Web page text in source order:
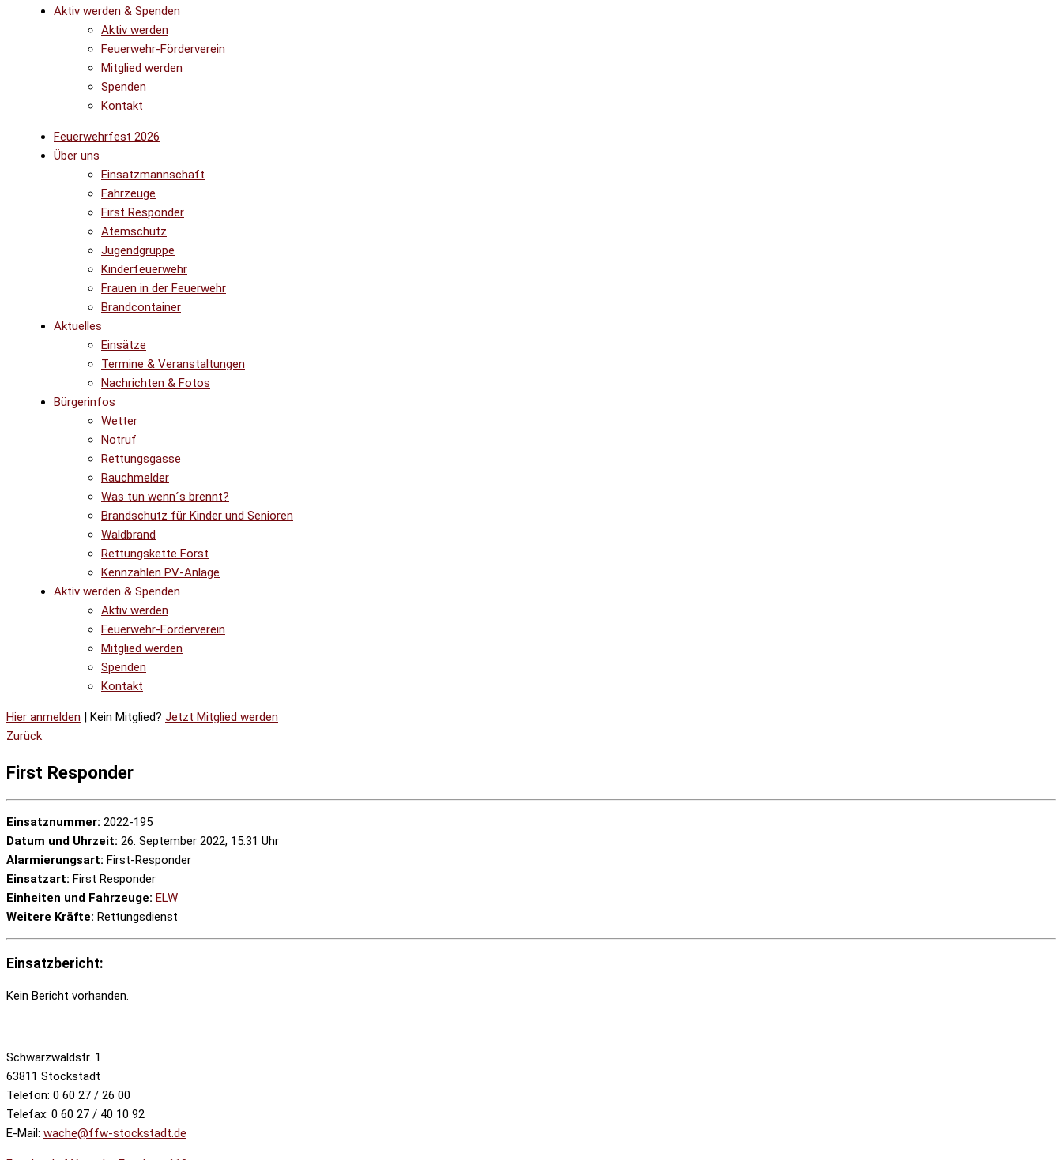
Aktiv werden & Spenden
Aktiv werden
Feuerwehr-Förderverein
Mitglied werden
Spenden
Kontakt
Feuerwehrfest 2026
Über uns
Einsatzmannschaft
Fahrzeuge
First Responder
Atemschutz
Jugendgruppe
Kinderfeuerwehr
Frauen in der Feuerwehr
Brandcontainer
Aktuelles
Einsätze
Termine & Veranstaltungen
Nachrichten & Fotos
Bürgerinfos
Wetter
Notruf
Rettungsgasse
Rauchmelder
Was tun wenn´s brennt?
Brandschutz für Kinder und Senioren
Waldbrand
Rettungskette Forst
Kennzahlen PV-Anlage
Aktiv werden & Spenden
Aktiv werden
Feuerwehr-Förderverein
Mitglied werden
Spenden
Kontakt
Hier anmelden | Kein Mitglied? Jetzt Mitglied werden
Zurück
First Responder
Einsatznummer: 2022-195
Datum und Uhrzeit: 26. September 2022, 15:31 Uhr
Alarmierungsart: First-Responder
Einsatzart: First Responder
Einheiten und Fahrzeuge: ELW
Weitere Kräfte: Rettungsdienst
Einsatzbericht:
Kein Bericht vorhanden.
Schwarzwaldstr. 1
63811 Stockstadt
Telefon: 0 60 27 / 26 00
Telefax: 0 60 27 / 40 10 92
E-Mail: wache@ffw-stockstadt.de